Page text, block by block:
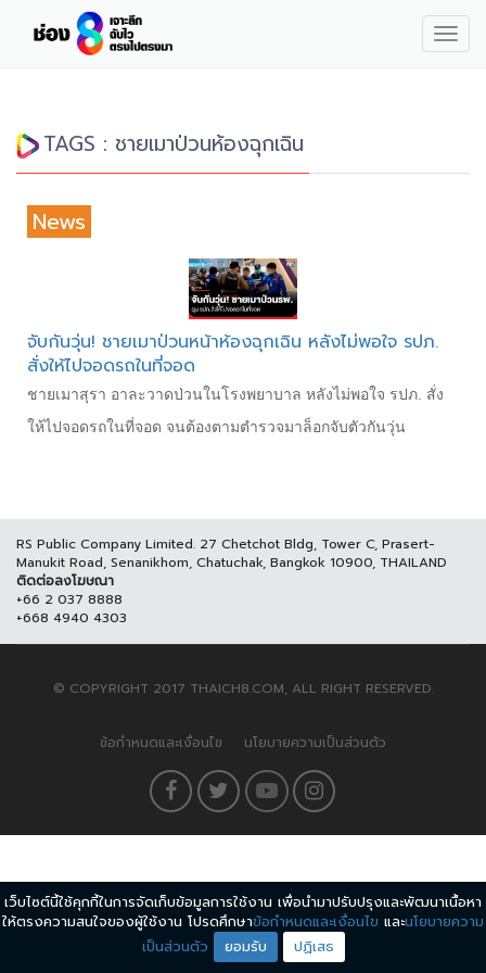
TAGS : ชายเมาป่วนห้องฉุกเฉิน
News
จับกันวุ่น! ชายเมาป่วนหน้าห้องฉุกเฉิน หลังไม่พอใจ รปภ.
สั่งให้ไปจอดรถในที่จอด
ชายเมาสุรา อาละวาดป่วนในโรงพยาบาล หลังไม่พอใจ รปภ. สั่ง
ให้ไปจอดรถในที่จอด จนต้องตามตำรวจมาล็อกจับตัวกันวุ่น
RS Public Company Limited. 27 Chetchot Bldg, Tower C, Prasert-
Manukit Road, Senanikhom, Chatuchak, Bangkok 10900, THAILAND
ติดต่อลงโฆษณา
+66 2 037 8888
+668 4940 4303
© COPYRIGHT 2017 THAICH8.COM, ALL RIGHT RESERVED.
ข้อกำหนดและเงื่อนไข นโยบายความเป็นส่วนตัว
เว็บไซต์นี้ใช้คุกกี้ในการจัดเก็บข้อมูลการใช้งาน เพื่อนำมาปรับปรุงและพัฒนาเนื้อหา
ให้ตรงความสนใจของผู้ใช้งาน โปรดศึกษาข้อกำหนดและเงื่อนไข และนโยบายความ
เป็นส่วนตัว
ยอมรับ ปฏิเสธ